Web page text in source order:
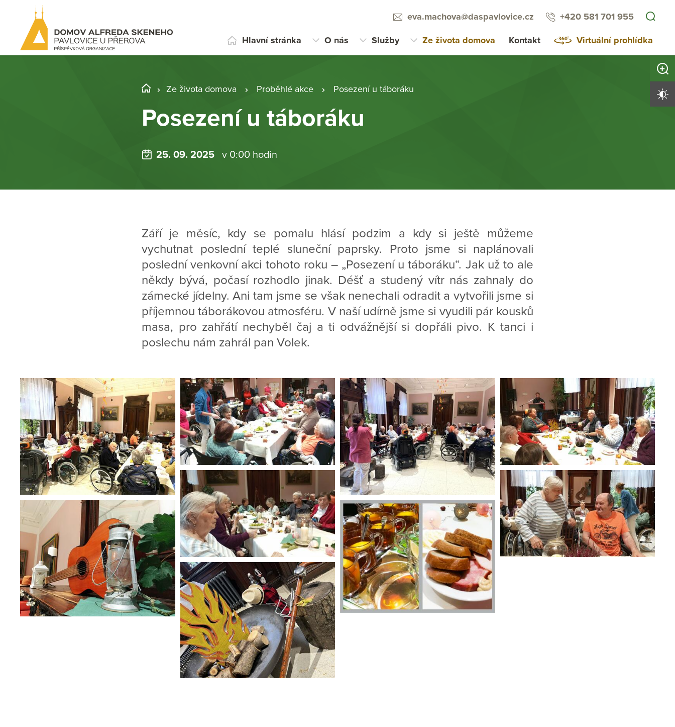
eva.machova@daspavlovice.cz +420 581 701 955
Hlavní stránka O nás Služby Ze života domova Kontakt Virtuální prohlídka
Ze života domova Proběhlé akce Posezení u táboráku
Posezení u táboráku
25. 09. 2025 v 0:00 hodin
Září je měsíc, kdy se pomalu hlásí podzim a kdy si ještě můžeme
vychutnat poslední teplé sluneční paprsky. Proto jsme si naplánovali
poslední venkovní akci tohoto roku – „Posezení u táboráku“. Jak už to ale
někdy bývá, počasí rozhodlo jinak. Déšť a studený vítr nás zahnaly do
zámecké jídelny. Ani tam jsme se však nenechali odradit a vytvořili jsme si
příjemnou táborákovou atmosféru. V naší udírně jsme si vyudili pár kousků
masa, pro zahřátí nechyběl čaj a ti odvážnější si dopřáli pivo. K tanci i
poslechu nám zahrál pan Volek.